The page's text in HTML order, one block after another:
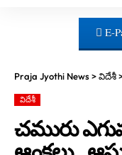
E-
Praja Jyothi News>విదేశీ
విదేశీ
చమురు